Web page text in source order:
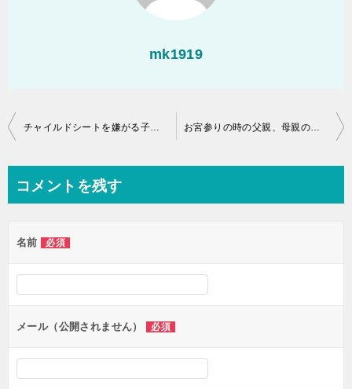
mk1919
投
ビ
ー
シ
ン
チャイルドシートを嫌がる子ども、何か対策はある？ お宮参りの時の父親、母親の服装は？
コメントを残す
名前 必須
メール（公開されません） 必須